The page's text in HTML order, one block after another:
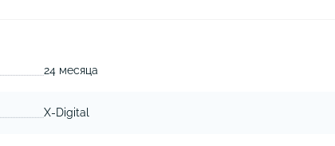
24 месяца
X-Digital